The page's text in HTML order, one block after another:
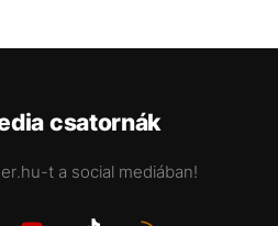
csatornák
t a social mediában!